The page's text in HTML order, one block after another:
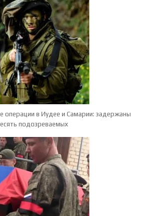
операции в Иудее и Самарии: задержаны
подозреваемых